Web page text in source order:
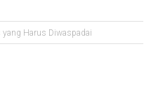
yang Harus Diwaspadai